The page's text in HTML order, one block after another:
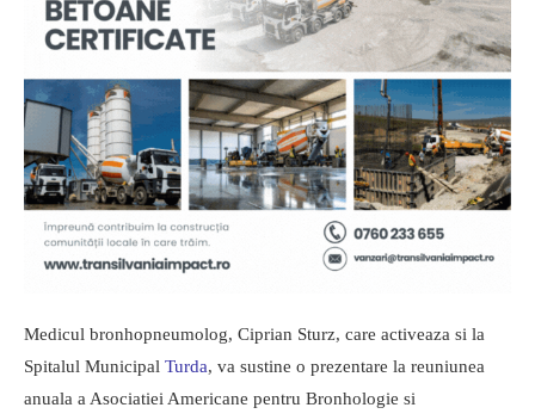
Medicul bronhopneumolog, Ciprian Sturz, care activeaza si la
Spitalul Municipal Turda, va sustine o prezentare la reuniunea
anuala a Asociatiei Americane pentru Bronhologie si